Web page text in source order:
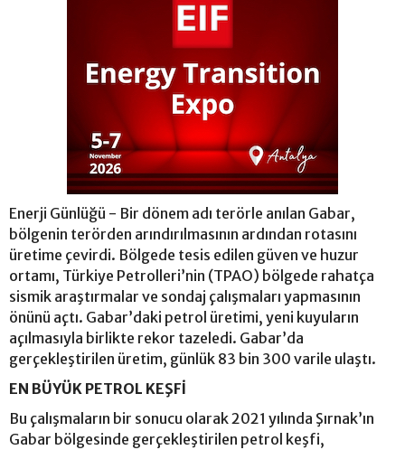
Enerji Günlüğü - Bir dönem adı terörle anılan Gabar,
bölgenin terörden arındırılmasının ardından rotasını
üretime çevirdi. Bölgede tesis edilen güven ve huzur
ortamı, Türkiye Petrolleri’nin (TPAO) bölgede rahatça
sismik araştırmalar ve sondaj çalışmaları yapmasının
önünü açtı. Gabar’daki petrol üretimi, yeni kuyuların
açılmasıyla birlikte rekor tazeledi. Gabar’da
gerçekleştirilen üretim, günlük 83 bin 300 varile ulaştı.
EN BÜYÜK PETROL KEŞFİ
Bu çalışmaların bir sonucu olarak 2021 yılında Şırnak’ın
Gabar bölgesinde gerçekleştirilen petrol keşfi,